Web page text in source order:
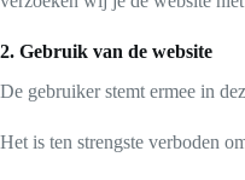
2. Gebruik van de website
De gebruiker stemt ermee in
Het is ten strengste verboden